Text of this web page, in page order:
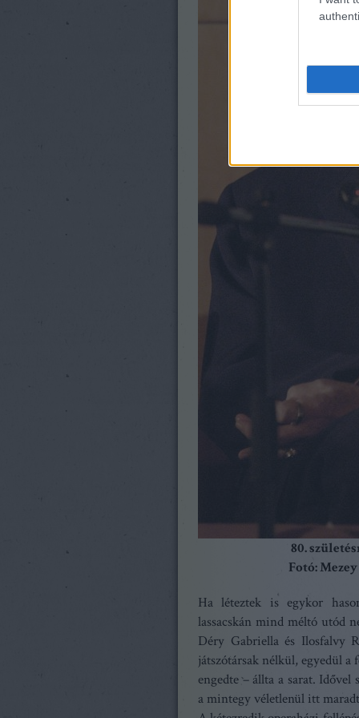
80.
Fotó:
Ha léteztek is egykor
lassacskán mind méltó utód
Déry Gabriella és Ilosfalvy
játszótársak nélkül, egyedül a
engedte – állta a sarat.
a mintegy véletlenül itt